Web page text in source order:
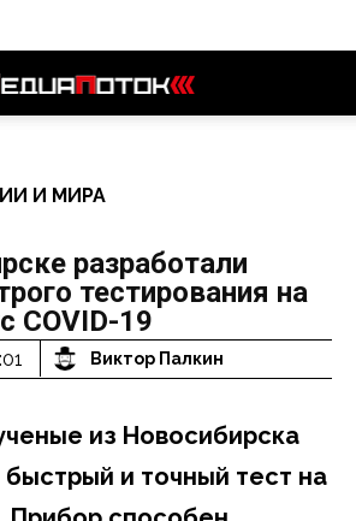
И МИРА
разработали
тестирования на
COVID-19
Виктор Палкин
из Новосибирска
быстрый и точный тест на